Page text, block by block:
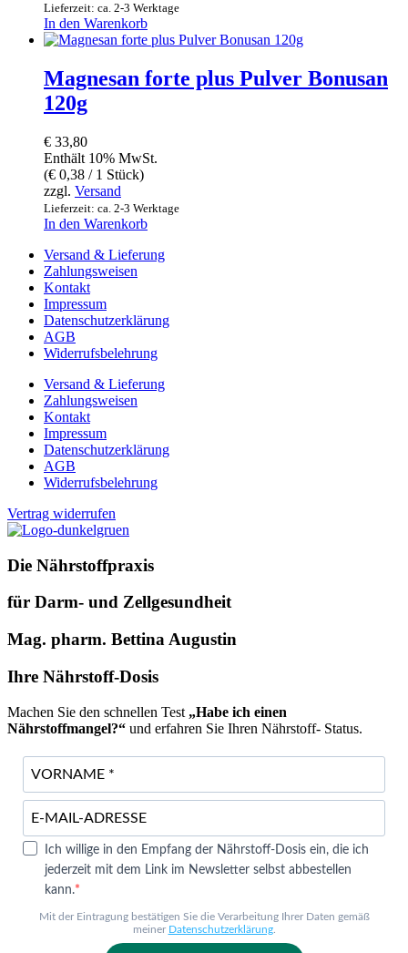
Lieferzeit: ca. 2-3 Werktage
In den Warenkorb
Magnesan forte plus Pulver Bonusan
120g
€ 33,80
Enthält 10% MwSt.
(€ 0,38 / 1 Stück)
zzgl. Versand
Lieferzeit: ca. 2-3 Werktage
In den Warenkorb
Versand & Lieferung
Zahlungsweisen
Kontakt
Impressum
Datenschutzerklärung
AGB
Widerrufsbelehrung
Versand & Lieferung
Zahlungsweisen
Kontakt
Impressum
Datenschutzerklärung
AGB
Widerrufsbelehrung
Vertrag widerrufen
Die Nährstoffpraxis
für Darm- und Zellgesundheit
Mag. pharm. Bettina Augustin
Ihre Nährstoff-Dosis
Machen Sie den schnellen Test „Habe ich einen
Nährstoffmangel?“ und erfahren Sie Ihren Nährstoff- Status.
Ich willige in den Empfang der Nährstoff-Dosis ein, die ich
jederzeit mit dem Link im Newsletter selbst abbestellen
kann.
Mit der Eintragung bestätigen Sie die Verarbeitung Ihrer Daten gemäß
meiner Datenschutzerklärung.